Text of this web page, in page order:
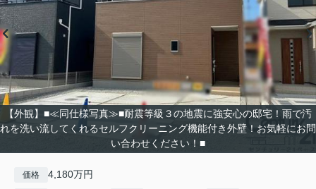
【外観】■≪同仕様写真≫■耐震等級３の地震に強安心の邸宅！雨で汚
れを洗い流してくれるセルフクリーニング機能付き外壁！お気軽にお問
い合わせください！■
価格 4,180万円